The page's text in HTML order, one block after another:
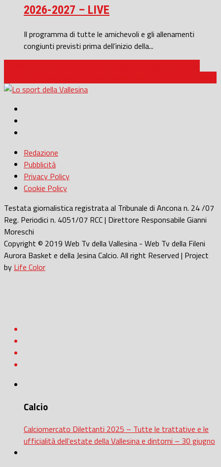
2026-2027 – LIVE
Il programma di tutte le amichevoli e gli allenamenti
congiunti previsti prima dell’inizio della...
Redazione
Pubblicità
Privacy Policy
Cookie Policy
Testata giornalistica registrata al Tribunale di Ancona n. 24 /07
Reg. Periodici n. 4051/07 RCC | Direttore Responsabile Gianni
Moreschi
Copyright © 2019 Web Tv della Vallesina - Web Tv della Fileni
Aurora Basket e della Jesina Calcio. All right Reserved | Project
by Life Color
Calcio
Calciomercato Dilettanti 2025 – Tutte le trattative e le
ufficialità dell’estate della Vallesina e dintorni – 30 giugno